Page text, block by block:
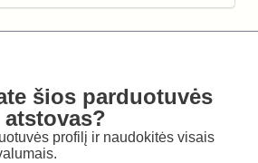
šios parduotuvės
atstovas?
profilį ir naudokitės visais